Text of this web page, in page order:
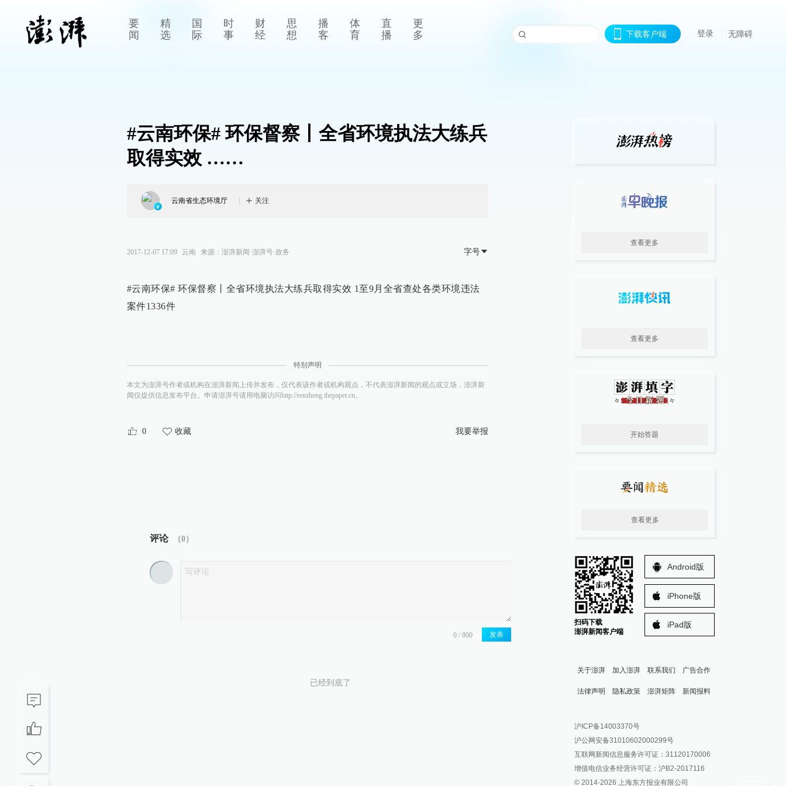
要
闻
精
选
国
际
时
事
财
经
思
想
播
客
体
育
直
播
更
多
下载客户端 登录 无障碍
#云南环保# 环保督察丨全省环境执法大练兵
取得实效 ……
云南省生态环境厅 关注
2017-12-07 17:09 云南 来源： 澎湃新闻·澎湃号·政务 字号
#云南环保# 环保督察丨全省环境执法大练兵取得实效 1至9月全省查处各类环境违法
案件1336件
特别声明
本文为澎湃号作者或机构在澎湃新闻上传并发布，仅代表该作者或机构观点，不代表澎湃新闻的观点或立场，澎湃新
闻仅提供信息发布平台。申请澎湃号请用电脑访问http://renzheng.thepaper.cn。
0 收藏 我要举报
评论 （0）
发表
已经到底了
查看更多
查看更多
开始答题
查看更多
扫码下载
澎湃新闻客户端
Android版
iPhone版
iPad版
关于澎湃 加入澎湃 联系我们 广告合作
法律声明 隐私政策 澎湃矩阵
澎湃新闻公众号
澎湃新闻抖音号
派生万物开放平台
IP SHANGHAI
新闻报料
报料邮箱: news@thepaper.cn
沪ICP备14003370号
沪公网安备31010602000299号
互联网新闻信息服务许可证：31120170006
增值电信业务经营许可证：沪B2-2017116
© 2014-2026 上海东方报业有限公司